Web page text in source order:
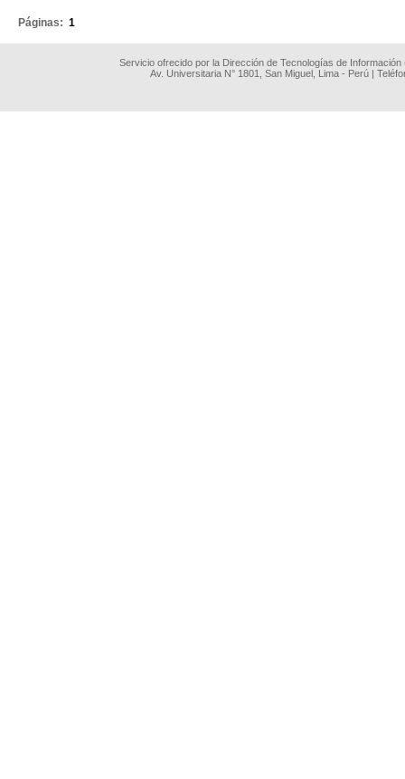
Páginas: 1
Servicio ofrecido por la Dirección de Tecnologías de
Av. Universitaria N° 1801, San Miguel, Lima - Perú |